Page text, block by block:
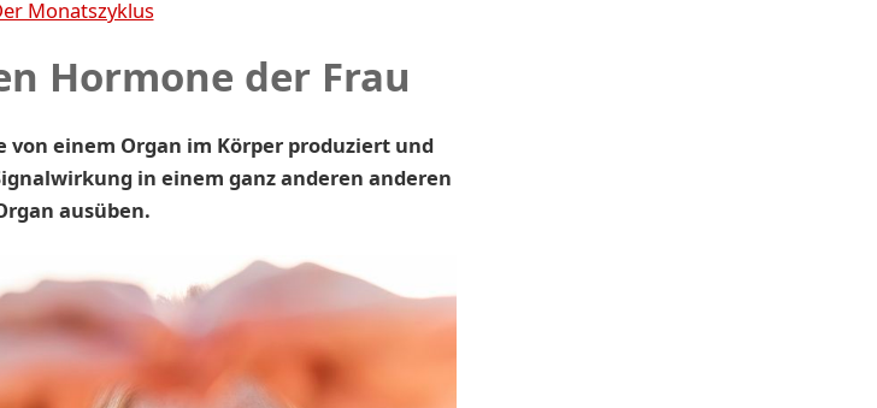
Monatszyklus
Hormone der Frau
von einem Organ im Körper produziert und
in einem ganz anderen anderen
ausüben.